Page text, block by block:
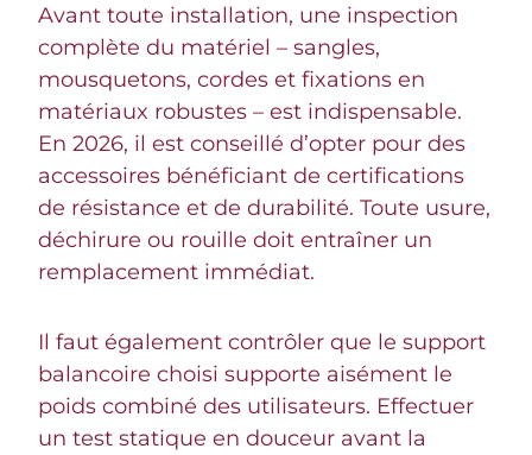
Avant toute installation, une inspection
complète du matériel – sangles,
mousquetons, cordes et fixations en
matériaux robustes – est indispensable.
En 2026, il est conseillé d’opter pour des
accessoires bénéficiant de certifications
de résistance et de durabilité. Toute usure,
déchirure ou rouille doit entraîner un
remplacement immédiat.
Il faut également contrôler que le support
balancoire choisi supporte aisément le
poids combiné des utilisateurs. Effectuer
un test statique en douceur avant la